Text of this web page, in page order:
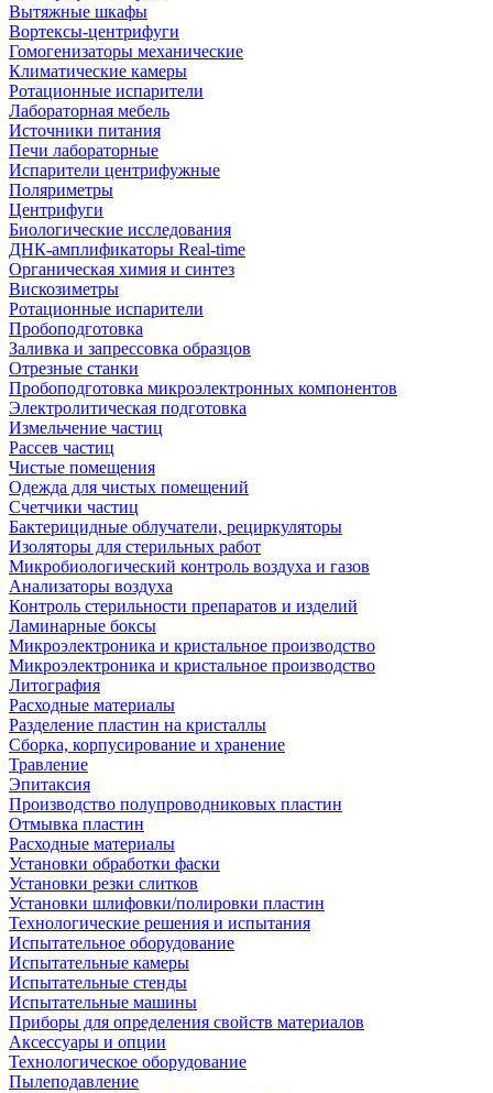
Вытяжные шкафы
Вортексы-центрифуги
Гомогенизаторы механические
Климатические камеры
Ротационные испарители
Лабораторная мебель
Источники питания
Печи лабораторные
Испарители центрифужные
Поляриметры
Центрифуги
Биологические исследования
ДНК-амплификаторы Real-time
Органическая химия и синтез
Вискозиметры
Ротационные испарители
Пробоподготовка
Заливка и запрессовка образцов
Отрезные станки
Пробоподготовка микроэлектронных компонентов
Электролитическая подготовка
Измельчение частиц
Рассев частиц
Чистые помещения
Одежда для чистых помещений
Счетчики частиц
Бактерицидные облучатели, рециркуляторы
Изоляторы для стерильных работ
Микробиологический контроль воздуха и газов
Анализаторы воздуха
Контроль стерильности препаратов и изделий
Ламинарные боксы
Микроэлектроника и кристальное производство
Микроэлектроника и кристальное производство
Литография
Расходные материалы
Разделение пластин на кристаллы
Сборка, корпусирование и хранение
Травление
Эпитаксия
Производство полупроводниковых пластин
Отмывка пластин
Расходные материалы
Установки обработки фаски
Установки резки слитков
Установки шлифовки/полировки пластин
Технологические решения и испытания
Испытательное оборудование
Испытательные камеры
Испытательные стенды
Испытательные машины
Приборы для определения свойств материалов
Аксессуары и опции
Технологическое оборудование
Пылеподавление